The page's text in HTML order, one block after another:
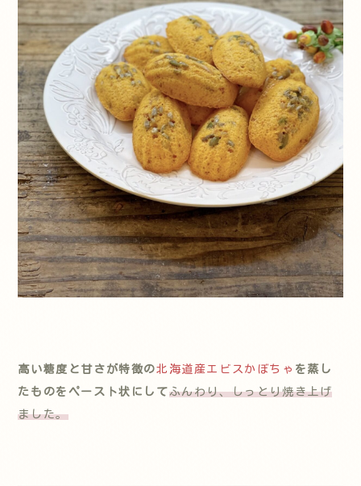
高い糖度と甘さが特徴の北海道産エビスかぼちゃ を蒸し
たものをペースト状にしてふんわり、しっとり焼き上げ
ました。